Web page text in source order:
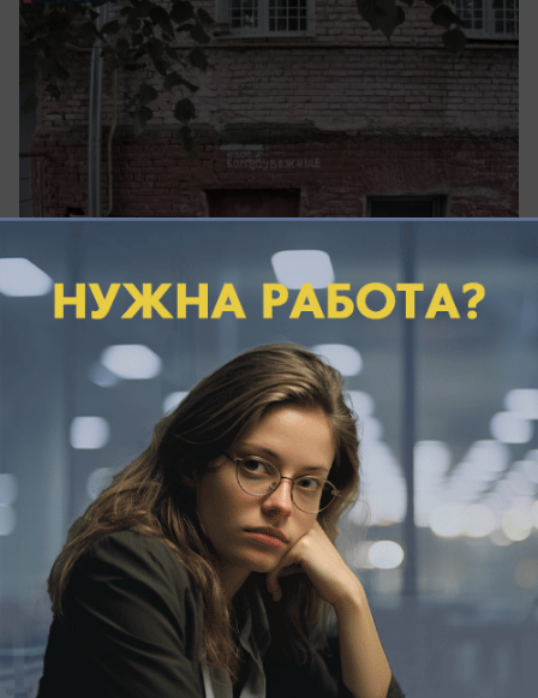
сегодня в 04:55
Происшествия
У берегов Новороссийска БПЛА ударил
по турецкому сухогрузу
Сухогруз под турецким флагом получил
повреждения у Новороссийска